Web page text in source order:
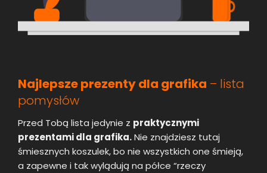
Najlepsze prezenty dla grafika – lista
pomysłów
Przed Tobą lista jedynie z praktycznymi
prezentami dla grafika.Nie znajdziesz tutaj
śmiesznych koszulek, bo nie wszystkich one śmieją,
a zapewne i tak wylądują na półce “rzeczy